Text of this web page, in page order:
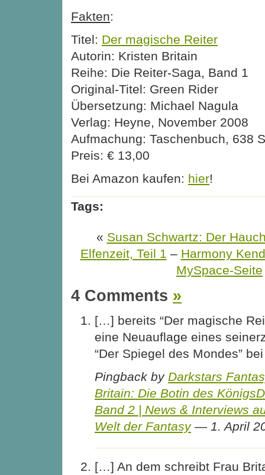
Fakten:
Titel: Der magische Reiter
Autorin: Kristen Britain
Reihe: Die Reiter-Saga, Band 1
Original-Titel: Green Rider
Übersetzung: Michael Nagula
Verlag: Heyne, November 2008
Aufmachung: Taschenbuch, 638
Preis: € 13,00
Bei Amazon kaufen: hier!
Tags:
« Susan Schwartz: Der
Elfenzeit, Teil 1 – Harmony
MySpace-Seite
4 Comments »
[…] bereits “Der magische
eine Neuauflage eines
“Der Spiegel des Mondes”
Pingback by Darkstars
Britain: Die Botin des
Band 2 | News & Interviews
Welt der Fantasy— 1. April
[…] An dem schreibt Frau